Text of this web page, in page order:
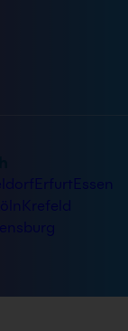
ErfurtEssen
Krefeld